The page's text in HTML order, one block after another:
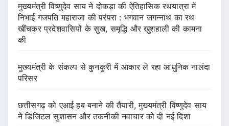
मुख्यमंत्री विष्णुदेव साय ने दोकड़ा की ऐतिहासिक रथयात्रा में
निभाई गजपति महाराजा की परंपरा : भगवान जगन्नाथ का रथ
खींचकर प्रदेशवासियों के सुख, समृद्धि और खुशहाली की कामना
की
मुख्यमंत्री के संकल्प से कुनकुरी में आकार ले रहा आधुनिक नालंदा
परिसर
छत्तीसगढ़ को एआई हब बनाने की तैयारी, मुख्यमंत्री विष्णुदेव साय
ने डिजिटल सुशासन और तकनीकी नवाचार को दी नई दिशा